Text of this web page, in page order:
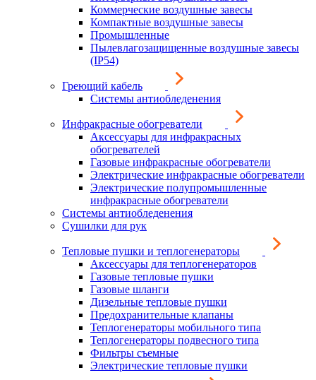
Коммерческие воздушные завесы
Компактные воздушные завесы
Промышленные
Пылевлагозащищенные воздушные завесы
(IP54)
Греющий кабель
Системы антиобледенения
Инфракрасные обогреватели
Аксессуары для инфракрасных
обогревателей
Газовые инфракрасные обогреватели
Электрические инфракрасные обогреватели
Электрические полупромышленные
инфракрасные обогреватели
Системы антиобледенения
Сушилки для рук
Тепловые пушки и теплогенераторы
Аксессуары для теплогенераторов
Газовые тепловые пушки
Газовые шланги
Дизельные тепловые пушки
Предохранительные клапаны
Теплогенераторы мобильного типа
Теплогенераторы подвесного типа
Фильтры съемные
Электрические тепловые пушки